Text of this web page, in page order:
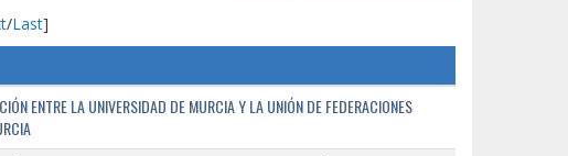
/Last]
ENTRE LA UNIVERSIDAD DE MURCIA Y LA UNIÓN DE FEDERACIONES